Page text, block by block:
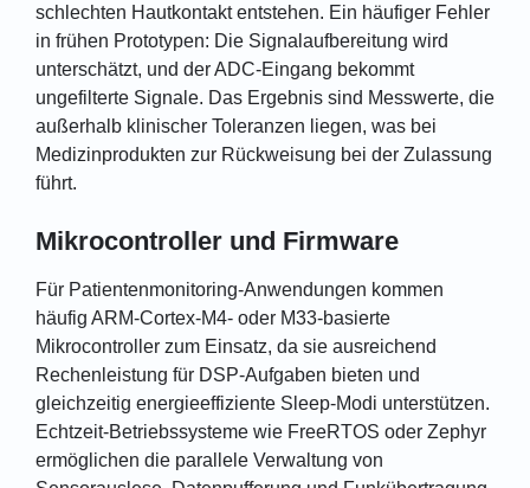
schlechten Hautkontakt entstehen. Ein häufiger Fehler
in frühen Prototypen: Die Signalaufbereitung wird
unterschätzt, und der ADC-Eingang bekommt
ungefilterte Signale. Das Ergebnis sind Messwerte, die
außerhalb klinischer Toleranzen liegen, was bei
Medizinprodukten zur Rückweisung bei der Zulassung
führt.
Mikrocontroller und Firmware
Für Patientenmonitoring-Anwendungen kommen
häufig ARM-Cortex-M4- oder M33-basierte
Mikrocontroller zum Einsatz, da sie ausreichend
Rechenleistung für DSP-Aufgaben bieten und
gleichzeitig energieeffiziente Sleep-Modi unterstützen.
Echtzeit-Betriebssysteme wie FreeRTOS oder Zephyr
ermöglichen die parallele Verwaltung von